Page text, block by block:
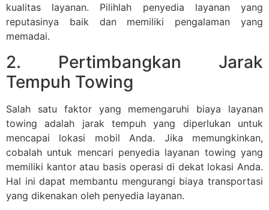
kualitas layanan. Pilihlah penyedia layanan yang
reputasinya baik dan memiliki pengalaman yang
memadai.
2. Pertimbangkan Jarak
Tempuh Towing
Salah satu faktor yang memengaruhi biaya layanan
towing adalah jarak tempuh yang diperlukan untuk
mencapai lokasi mobil Anda. Jika memungkinkan,
cobalah untuk mencari penyedia layanan towing yang
memiliki kantor atau basis operasi di dekat lokasi Anda.
Hal ini dapat membantu mengurangi biaya transportasi
yang dikenakan oleh penyedia layanan.